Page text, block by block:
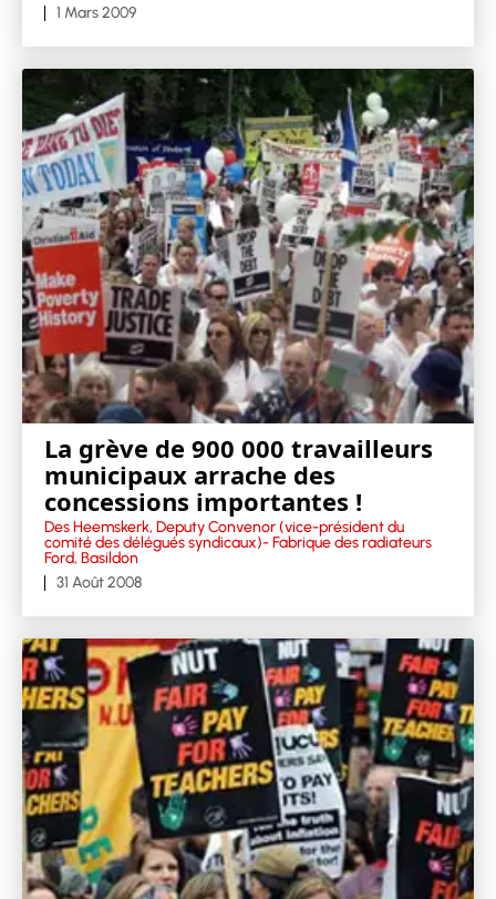
1 Mars 2009
La grève de 900 000 travailleurs
municipaux arrache des
concessions importantes !
Des Heemskerk, Deputy Convenor (vice-président du
comité des délégués syndicaux)- Fabrique des radiateurs
Ford, Basildon
31 Août 2008